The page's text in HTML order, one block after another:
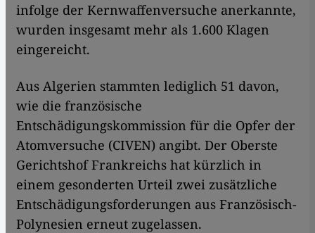
infolge der Kernwaffenversuche anerkannte,
wurden insgesamt mehr als 1.600 Klagen
eingereicht.
Aus Algerien stammten lediglich 51 davon,
wie die französische
Entschädigungskommission für die Opfer der
Atomversuche (CIVEN) angibt. Der Oberste
Gerichtshof Frankreichs hat kürzlich in
einem gesonderten Urteil zwei zusätzliche
Entschädigungsforderungen aus Französisch-
Polynesien erneut zugelassen.